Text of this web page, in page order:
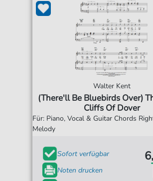
Walter Kent
(There'll Be Bluebirds Over)
Cliffs Of Dover
Für: Piano, Vocal & Guitar Chords
Melody
Sofort verfügbar
Noten drucken